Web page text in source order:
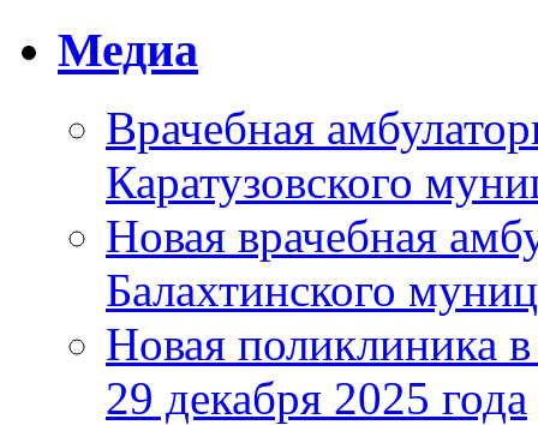
Медиа
Врачебная
Каратузовского
Новая врачебная
Балахтинского
Новая поликлиника
29 декабря 2025 года